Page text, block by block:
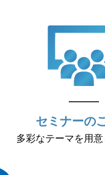
セミナーの
多彩なテーマを用